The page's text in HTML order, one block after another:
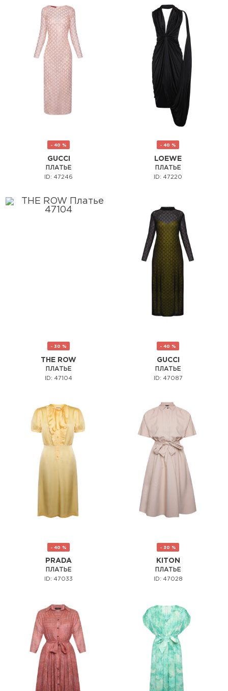
- 40 %
GUCCI
ПЛАТЬЕ
ID: 47246
- 40 %
LOEWE
ПЛАТЬЕ
ID: 47220
- 30 %
THE ROW
ПЛАТЬЕ
ID: 47104
- 40 %
GUCCI
ПЛАТЬЕ
ID: 47087
- 40 %
PRADA
ПЛАТЬЕ
ID: 47033
- 30 %
KITON
ПЛАТЬЕ
ID: 47028